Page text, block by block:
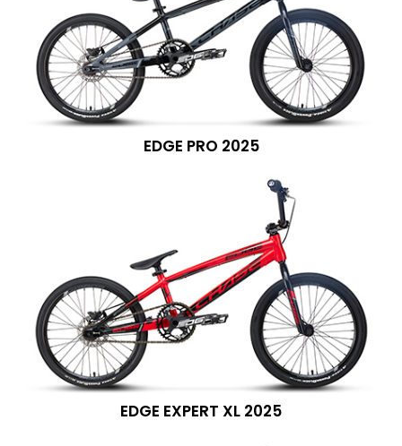
EDGE PRO 2025
EDGE EXPERT XL 2025